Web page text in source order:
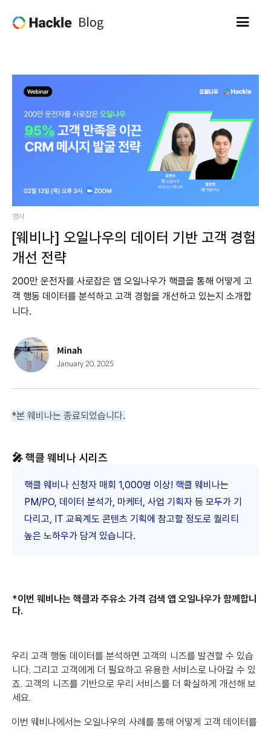
행사
[웨비나] 오일나우의 데이터 기반 고객 경험
개선 전략
200만 운전자를 사로잡은 앱 오일나우가 핵클을 통해 어떻게 고
객 행동 데이터를 분석하고 고객 경험을 개선하고 있는지 소개합
니다.
Minah
January 20, 2025
*본 웨비나는 종료되었습니다.
🎤 핵클 웨비나 시리즈
핵클 웨비나 신청자 매회 1,000명 이상! 핵클 웨비나는
PM/PO, 데이터 분석가, 마케터, 사업 기획자 등 모두가 기
다리고, IT 교육계도 콘텐츠 기획에 참고할 정도로 퀄리티
높은 노하우가 담겨 있습니다.
*이번 웨비나는 핵클과 주유소 가격 검색 앱 오일나우가 함께합니
다.
우리 고객 행동 데이터를 분석하면 고객의 니즈를 발견할 수 있습
니다. 그리고 고객에게 더 필요하고 유용한 서비스로 나아갈 수 있
죠. 고객의 니즈를 기반으로 우리 서비스를 더 확실하게 개선해 보
세요.
이번 웨비나에서는 오일나우의 사례를 통해 어떻게 고객 데이터를